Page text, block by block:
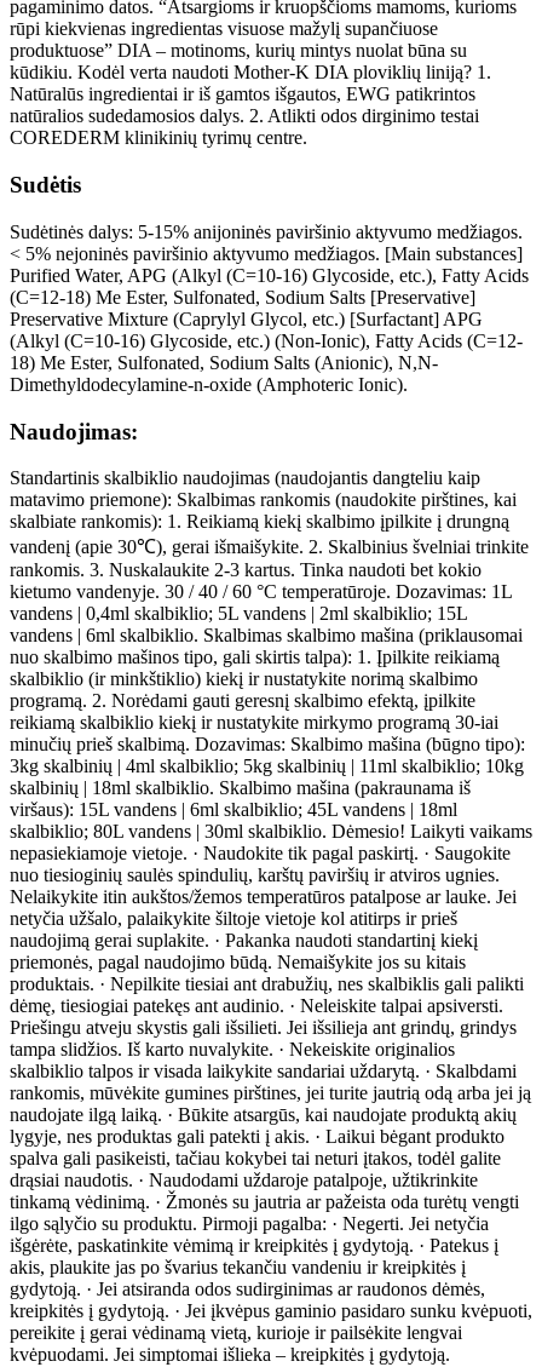
pagaminimo datos. “Atsargioms ir kruopščioms mamoms, kurioms
rūpi kiekvienas ingredientas visuose mažylį supančiuose
produktuose” DIA – motinoms, kurių mintys nuolat būna su
kūdikiu. Kodėl verta naudoti Mother-K DIA ploviklių liniją? 1.
Natūralūs ingredientai ir iš gamtos išgautos, EWG patikrintos
natūralios sudedamosios dalys. 2. Atlikti odos dirginimo testai
COREDERM klinikinių tyrimų centre.
Sudėtis
Sudėtinės dalys: 5-15% anijoninės paviršinio aktyvumo medžiagos.
< 5% nejoninės paviršinio aktyvumo medžiagos. [Main substances]
Purified Water, APG (Alkyl (C=10-16) Glycoside, etc.), Fatty Acids
(C=12-18) Me Ester, Sulfonated, Sodium Salts [Preservative]
Preservative Mixture (Caprylyl Glycol, etc.) [Surfactant] APG
(Alkyl (C=10-16) Glycoside, etc.) (Non-Ionic), Fatty Acids (C=12-
18) Me Ester, Sulfonated, Sodium Salts (Anionic), N,N-
Dimethyldodecylamine-n-oxide (Amphoteric Ionic).
Naudojimas:
Standartinis skalbiklio naudojimas (naudojantis dangteliu kaip
matavimo priemone): Skalbimas rankomis (naudokite pirštines, kai
skalbiate rankomis): 1. Reikiamą kiekį skalbimo įpilkite į drungną
vandenį (apie 30℃), gerai išmaišykite. 2. Skalbinius švelniai trinkite
rankomis. 3. Nuskalaukite 2-3 kartus. Tinka naudoti bet kokio
kietumo vandenyje. 30 / 40 / 60 °C temperatūroje. Dozavimas: 1L
vandens | 0,4ml skalbiklio; 5L vandens | 2ml skalbiklio; 15L
vandens | 6ml skalbiklio. Skalbimas skalbimo mašina (priklausomai
nuo skalbimo mašinos tipo, gali skirtis talpa): 1. Įpilkite reikiamą
skalbiklio (ir minkštiklio) kiekį ir nustatykite norimą skalbimo
programą. 2. Norėdami gauti geresnį skalbimo efektą, įpilkite
reikiamą skalbiklio kiekį ir nustatykite mirkymo programą 30-iai
minučių prieš skalbimą. Dozavimas: Skalbimo mašina (būgno tipo):
3kg skalbinių | 4ml skalbiklio; 5kg skalbinių | 11ml skalbiklio; 10kg
skalbinių | 18ml skalbiklio. Skalbimo mašina (pakraunama iš
viršaus): 15L vandens | 6ml skalbiklio; 45L vandens | 18ml
skalbiklio; 80L vandens | 30ml skalbiklio. Dėmesio! Laikyti vaikams
nepasiekiamoje vietoje. · Naudokite tik pagal paskirtį. · Saugokite
nuo tiesioginių saulės spindulių, karštų paviršių ir atviros ugnies.
Nelaikykite itin aukštos/žemos temperatūros patalpose ar lauke. Jei
netyčia užšalo, palaikykite šiltoje vietoje kol atitirps ir prieš
naudojimą gerai suplakite. · Pakanka naudoti standartinį kiekį
priemonės, pagal naudojimo būdą. Nemaišykite jos su kitais
produktais. · Nepilkite tiesiai ant drabužių, nes skalbiklis gali palikti
dėmę, tiesiogiai patekęs ant audinio. · Neleiskite talpai apsiversti.
Priešingu atveju skystis gali išsilieti. Jei išsilieja ant grindų, grindys
tampa slidžios. Iš karto nuvalykite. · Nekeiskite originalios
skalbiklio talpos ir visada laikykite sandariai uždarytą. · Skalbdami
rankomis, mūvėkite gumines pirštines, jei turite jautrią odą arba jei ją
naudojate ilgą laiką. · Būkite atsargūs, kai naudojate produktą akių
lygyje, nes produktas gali patekti į akis. · Laikui bėgant produkto
spalva gali pasikeisti, tačiau kokybei tai neturi įtakos, todėl galite
drąsiai naudotis. · Naudodami uždaroje patalpoje, užtikrinkite
tinkamą vėdinimą. · Žmonės su jautria ar pažeista oda turėtų vengti
ilgo sąlyčio su produktu. Pirmoji pagalba: · Negerti. Jei netyčia
išgėrėte, paskatinkite vėmimą ir kreipkitės į gydytoją. · Patekus į
akis, plaukite jas po švarius tekančiu vandeniu ir kreipkitės į
gydytoją. · Jei atsiranda odos sudirginimas ar raudonos dėmės,
kreipkitės į gydytoją. · Jei įkvėpus gaminio pasidaro sunku kvėpuoti,
pereikite į gerai vėdinamą vietą, kurioje ir pailsėkite lengvai
kvėpuodami. Jei simptomai išlieka – kreipkitės į gydytoją.